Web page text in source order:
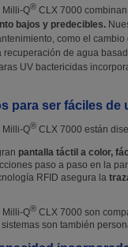
Milli-Q® CLX 7000
bajos y predecibles.
como el
recuperación de agua
UV bactericidas
para ser fáciles
Milli-Q® CLX 7000 están
pantalla táctil a color,
paso a paso en la
RFID asegura la
Milli-Q® CLX 7000 son
son también